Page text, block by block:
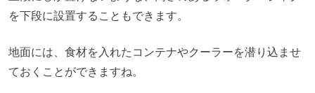
を下段に設置することもできます。
地面には、食材を入れたコンテナやクーラーを潜り込ませ
ておくことができますね。